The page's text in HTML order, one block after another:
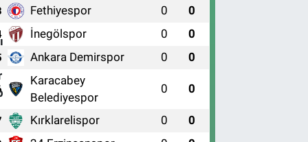
Fethiyespor 0 0
İnegölspor 0 0
Ankara Demirspor 0 0
Karacabey
Belediyespor
0 0
Kırklarelispor 0 0